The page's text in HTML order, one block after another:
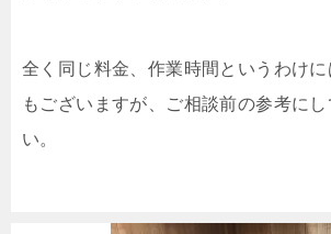
全く同じ料金、作業時間というわけ
もございますが、ご相談前の参考に
い。